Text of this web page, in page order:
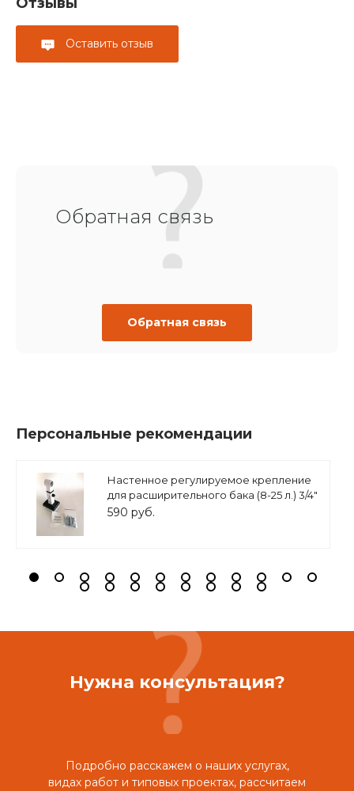
Отзывы
Оставить отзыв
Обратная связь
Обратная связь
Персональные рекомендации
Настенное регулируемое крепление
для расширительного бака (8-25 л.) 3/4"
белое, ASKON
590 руб.
Нужна консультация?
Подробно расскажем о наших услугах,
видах работ и типовых проектах, рассчитаем